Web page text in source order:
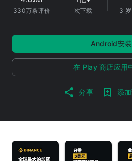
330万条评价
次下载 3 岁
Android安装
在 Play 商店应用
分享 添